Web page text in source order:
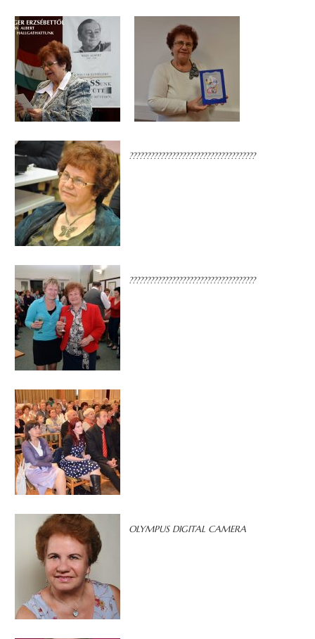
????????????????????????????????????
????????????????????????????????????
OLYMPUS DIGITAL CAMERA